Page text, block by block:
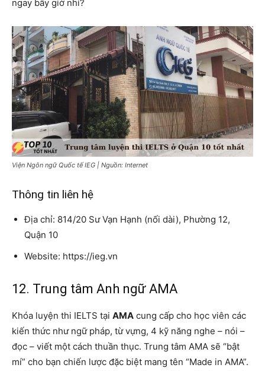
ngay bây giờ nhỉ?
Viện Ngôn ngữ Quốc tế IEG | Nguồn: Internet
Thông tin liên hệ
Địa chỉ: 814/20 Sư Vạn Hạnh (nối dài), Phường 12,
Quận 10
Website: https://ieg.vn
12. Trung tâm Anh ngữ AMA
Khóa luyện thi IELTS tại AMA cung cấp cho học viên các
kiến ​​thức như ngữ pháp, từ vựng, 4 kỹ năng nghe – nói –
đọc – viết một cách thuần thục. Trung tâm AMA sẽ “bật
mí” cho bạn chiến lược đặc biệt mang tên “Made in AMA”.